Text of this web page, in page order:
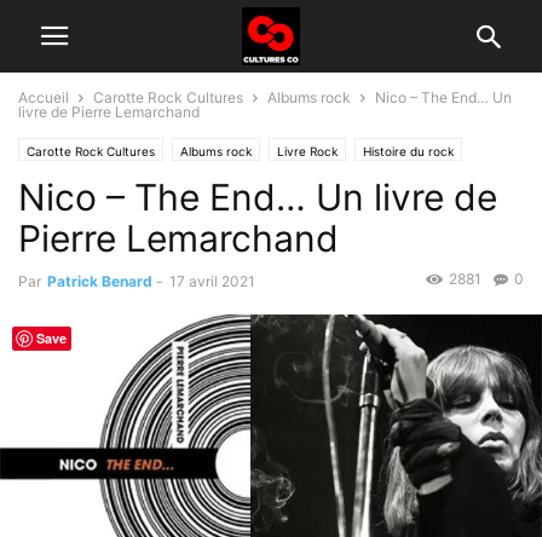
Accueil Carotte Rock Cultures Albums rock
Nico – The End… Un
livre de Pierre Lemarchand
Carotte Rock Cultures Albums rock Livre Rock Histoire du rock
Radio
Nico – The End… Un livre de
Pierre Lemarchand
Par Patrick Benard - 17 avril 2021 0
2881
Save